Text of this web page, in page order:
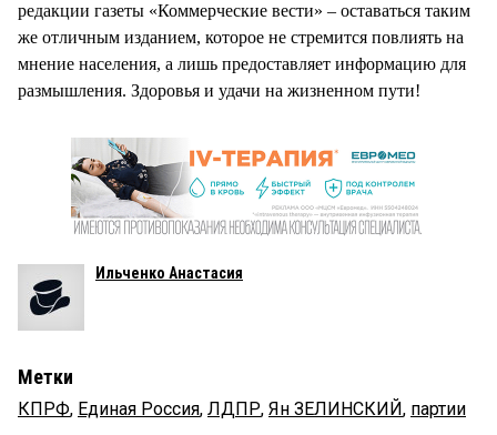
редакции газеты «Коммерческие вести» – оставаться таким
же отличным изданием, которое не стремится повлиять на
мнение населения, а лишь предоставляет информацию для
размышления. Здоровья и удачи на жизненном пути!
Ильченко Анастасия
Метки
КПРФ, Единая Россия, ЛДПР, Ян ЗЕЛИНСКИЙ, партии